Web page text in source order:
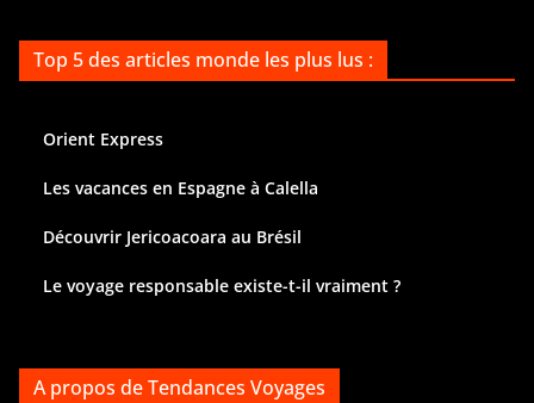
Top 5 des articles monde les plus lus :
Orient Express
Les vacances en Espagne à Calella
Découvrir Jericoacoara au Brésil
Le voyage responsable existe-t-il vraiment ?
A propos de Tendances Voyages